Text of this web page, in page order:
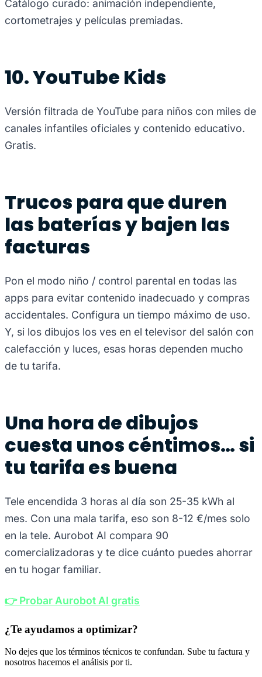
Catálogo curado: animación independiente,
cortometrajes y películas premiadas.
10. YouTube Kids
Versión filtrada de YouTube para niños con miles de
canales infantiles oficiales y contenido educativo.
Gratis.
Trucos para que duren
las baterías y bajen las
facturas
Pon el modo niño / control parental en todas las
apps para evitar contenido inadecuado y compras
accidentales. Configura un tiempo máximo de uso.
Y, si los dibujos los ves en el televisor del salón con
calefacción y luces, esas horas dependen mucho
de tu tarifa.
Una hora de dibujos
cuesta unos céntimos… si
tu tarifa es buena
Tele encendida 3 horas al día son 25-35 kWh al
mes. Con una mala tarifa, eso son 8-12 €/mes solo
en la tele. Aurobot AI compara 90
comercializadoras y te dice cuánto puedes ahorrar
en tu hogar familiar.
👉 Probar Aurobot AI gratis
¿Te ayudamos a optimizar?
No dejes que los términos técnicos te confundan. Sube tu factura y
nosotros hacemos el análisis por ti.